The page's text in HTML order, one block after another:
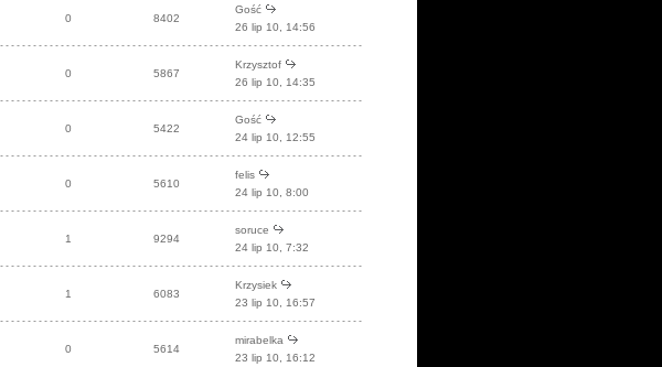
0 8402
Gość
26 lip 10, 14:56
0 5867
Krzysztof
26 lip 10, 14:35
0 5422
Gość
24 lip 10, 12:55
0 5610
felis
24 lip 10, 8:00
1 9294
soruce
24 lip 10, 7:32
1 6083
Krzysiek
23 lip 10, 16:57
0 5614
mirabelka
23 lip 10, 16:12